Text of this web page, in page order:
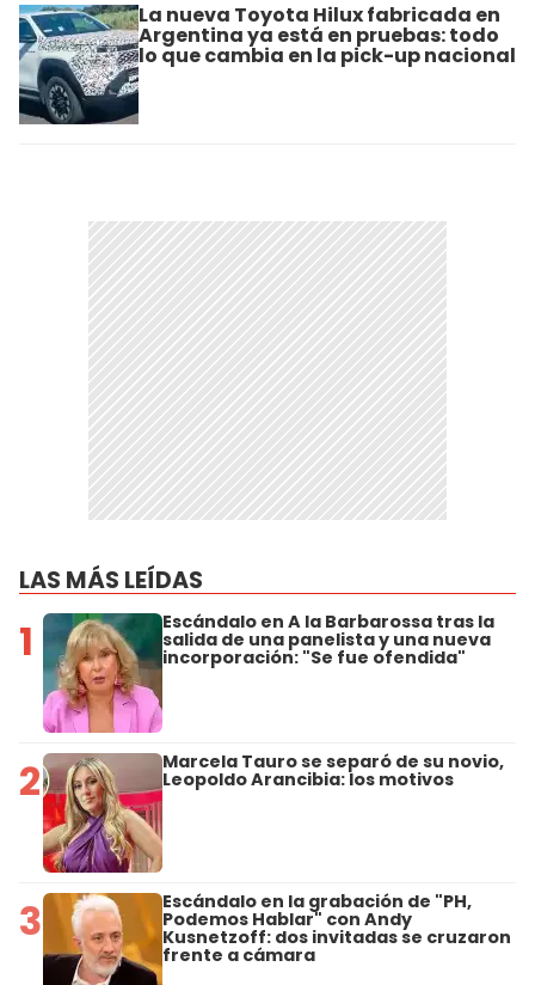
La nueva Toyota Hilux fabricada en
Argentina ya está en pruebas: todo
lo que cambia en la pick-up nacional
LAS MÁS LEÍDAS
1 Escándalo en A la Barbarossa tras la
salida de una panelista y una nueva
incorporación: "Se fue ofendida"
2 Marcela Tauro se separó de su novio,
Leopoldo Arancibia: los motivos
3 Escándalo en la grabación de "PH,
Podemos Hablar" con Andy
Kusnetzoff: dos invitadas se cruzaron
frente a cámara